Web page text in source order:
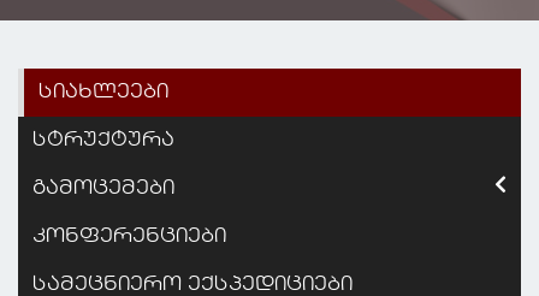
სიახლეები
სტრუქტურა
გამოცემები
კონფერენციები
სამეცნიერო ექსპედიციები